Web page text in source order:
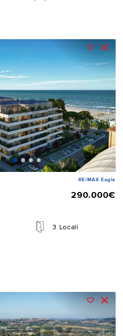
RE/MAX Eagle
290.000€
3 Locali